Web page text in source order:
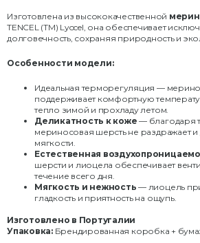
Изготовлена из высококачественной
TENCEL (TM) Lyocel, она обеспечивает
долговечность, сохраняя природность и
Особенности модели:
Идеальная терморегуляция —
поддерживает комфортную
тепло зимой и прохладу летом.
Деликатность к коже — благодаря
мериносовая шерсть не раздражает
мягкости.
Естественная
шерсти и лиоцела обеспечивает
течение всего дня.
Мягкость и нежность — лиоцель
гладкость и приятность на ощупь.
Изготовлено в Португалии
Упаковка:Брендированная коробка +